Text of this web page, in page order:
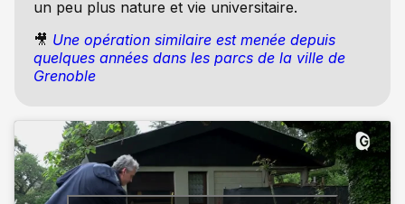
un peu plus nature et vie universitaire.
🎥 Une opération similaire est menée depuis
quelques années dans les parcs de la ville de
Grenoble